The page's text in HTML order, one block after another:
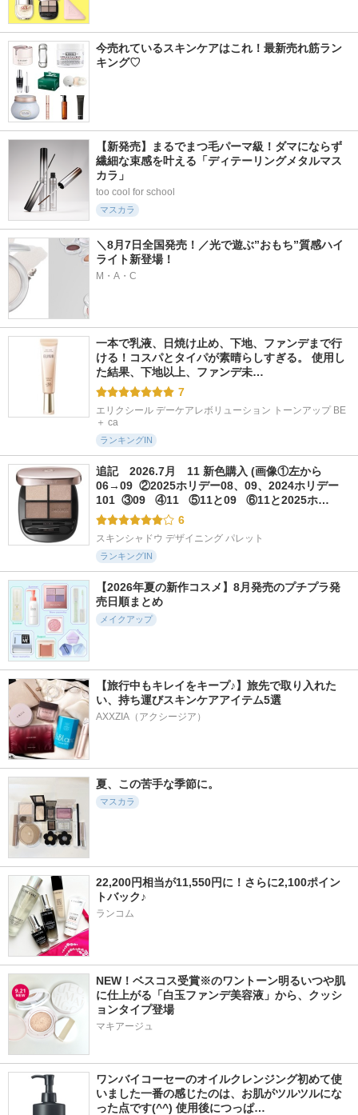
今売れているスキンケアはこれ！最新売れ筋ラン
キング♡
【新発売】まるでまつ毛パーマ級！ダマにならず
繊細な束感を叶える「ディテーリングメタルマス
カラ」
too cool for school
マスカラ
＼8月7日全国発売！／光で遊ぶ”おもち”質感ハイ
ライト新登場！
M・A・C
一本で乳液、日焼け止め、下地、ファンデまで行
ける！コスパとタイパが素晴らしすぎる。 使用し
た結果、下地以上、ファンデ未…
7
エリクシール デーケアレボリューション トーンアップ BE
＋ ca
ランキングIN
追記　2026.7月　11 新色購入 (画像①左から
06→09  ②2025ホリデー08、09、2024ホリデー
101  ③09   ④11   ⑤11と09   ⑥11と2025ホ…
6
スキンシャドウ デザイニング パレット
ランキングIN
【2026年夏の新作コスメ】8月発売のプチプラ発
売日順まとめ
メイクアップ
【旅行中もキレイをキープ♪】旅先で取り入れた
い、持ち運びスキンケアアイテム5選
AXXZIA（アクシージア）
夏、この苦手な季節に。
マスカラ
22,200円相当が11,550円に！さらに2,100ポイン
トバック♪
ランコム
NEW！ベスコス受賞※のワントーン明るいつや肌
に仕上がる「白玉ファンデ美容液」から、クッシ
ョンタイプ登場
マキアージュ
ワンバイコーセーのオイルクレンジング初めて使
いました一番の感じたのは、お肌がツルツルにな
った点です(^^) 使用後につっぱ…